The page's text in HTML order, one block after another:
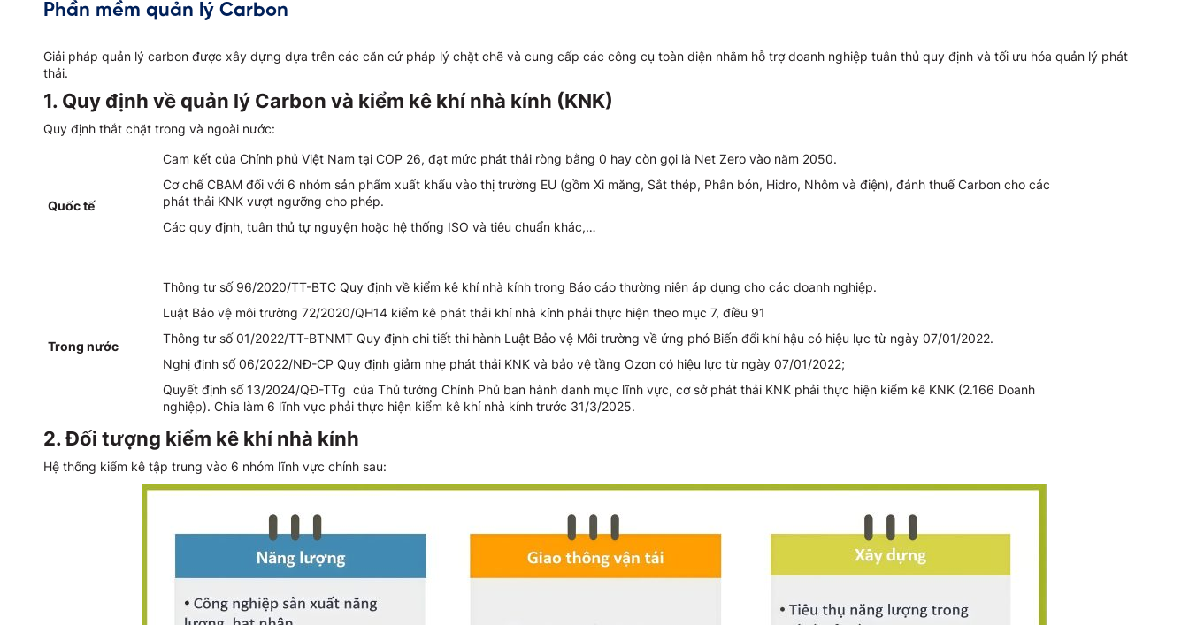
Phần mềm quản lý Carbon
Giải pháp quản lý carbon được xây dựng dựa trên các căn cứ pháp lý chặt chẽ và cung cấp các công cụ toàn diện nhằm hỗ trợ doanh nghiệp tuân thủ quy định và tối ưu hóa quản lý phát
thải.
1. Quy định về quản lý Carbon và kiểm kê khí nhà kính (KNK)
Quy định thắt chặt trong và ngoài nước:
Quốc tế
Cam kết của Chính phủ Việt Nam tại COP 26, đạt mức phát thải ròng bằng 0 hay còn gọi là Net Zero vào năm 2050.
Cơ chế CBAM đối với 6 nhóm sản phẩm xuất khẩu vào thị trường EU (gồm Xi măng, Sắt thép, Phân bón, Hidro, Nhôm và điện), đánh thuế Carbon cho các
phát thải KNK vượt ngưỡng cho phép.
Các quy định, tuân thủ tự nguyện hoặc hệ thống ISO và tiêu chuẩn khác,…
Trong nước
Thông tư số 96/2020/TT-BTC Quy định về kiểm kê khí nhà kính trong Báo cáo thường niên áp dụng cho các doanh nghiệp.
Luật Bảo vệ môi trường 72/2020/QH14 kiểm kê phát thải khí nhà kính phải thực hiện theo mục 7, điều 91
Thông tư số 01/2022/TT-BTNMT Quy định chi tiết thi hành Luật Bảo vệ Môi trường về ứng phó Biến đổi khí hậu có hiệu lực từ ngày 07/01/2022.
Nghị định số 06/2022/NĐ-CP Quy định giảm nhẹ phát thải KNK và bảo vệ tầng Ozon có hiệu lực từ ngày 07/01/2022;
Quyết định số 13/2024/QĐ-TTg của Thủ tướng Chính Phủ ban hành danh mục lĩnh vực, cơ sở phát thải KNK phải thực hiện kiểm kê KNK (2.166 Doanh
nghiệp). Chia làm 6 lĩnh vực phải thực hiện kiểm kê khí nhà kính trước 31/3/2025.
2. Đối tượng kiểm kê khí nhà kính
Hệ thống kiểm kê tập trung vào 6 nhóm lĩnh vực chính sau: